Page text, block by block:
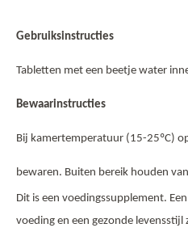
Gebruiksinstructies
Tabletten met een beetje water
Bewaarinstructies
Bij kamertemperatuur (15-25ºC)
bewaren. Buiten bereik houden
Dit is een voedingssupplement.
voeding en een gezonde levensstijl